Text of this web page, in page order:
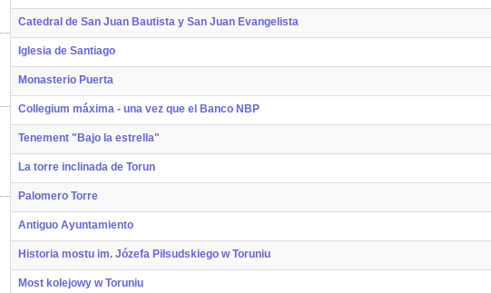
Catedral de San Juan Bautista y San Juan Evangelista
Iglesia de Santiago
Monasterio Puerta
Collegium máxima - una vez que el Banco NBP
Tenement "Bajo la estrella"
La torre inclinada de Torun
Palomero Torre
Antiguo Ayuntamiento
Historia mostu im. Józefa Piłsudskiego w Toruniu
Most kolejowy w Toruniu